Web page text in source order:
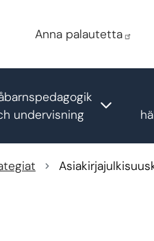
Anna palautetta
undervisning